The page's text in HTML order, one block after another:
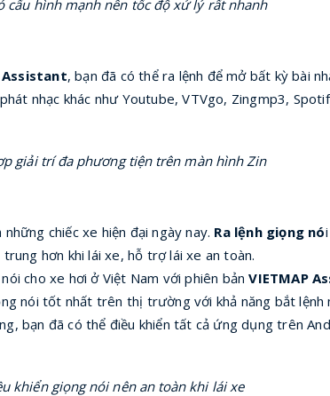
cấu hình mạnh nên tốc độ xử lý rất nhanh
Assistant, bạn đã có thể ra lệnh để mở bất kỳ bài
nhạc khác như Youtube, VTVgo, Zingmp3,
giải trí đa phương tiện trên màn hình Zin
chiếc xe hiện đại ngày nay. Ra lệnh giọng nó
hơn khi lái xe, hỗ trợ lái xe an toàn.
cho xe hơi ở Việt Nam với phiên bảnVIETMAP
nói tốt nhất trên thị trường với khả năng bắt lệnh
bạn đã có thể điều khiển tất cả ứng dụng trên
khiển giọng nói nên an toàn khi lái xe